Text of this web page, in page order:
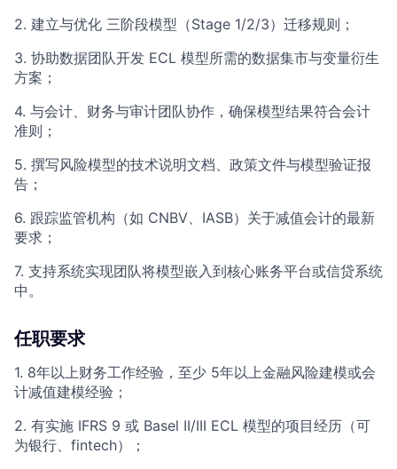
2. 建立与优化 三阶段模型（Stage 1/2/3）迁移规则；
3. 协助数据团队开发 ECL 模型所需的数据集市与变量衍生
方案；
4. 与会计、财务与审计团队协作，确保模型结果符合会计
准则；
5. 撰写风险模型的技术说明文档、政策文件与模型验证报
告；
6. 跟踪监管机构（如 CNBV、IASB）关于减值会计的最新
要求；
7. 支持系统实现团队将模型嵌入到核心账务平台或信贷系统
中。
任职要求
1. 8年以上财务工作经验，至少 5年以上金融风险建模或会
计减值建模经验；
2. 有实施 IFRS 9 或 Basel II/III ECL 模型的项目经历（可
为银行、fintech）；